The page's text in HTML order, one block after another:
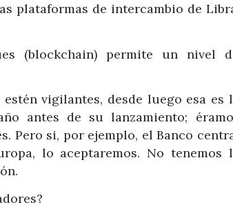
plataformas de intercambio de
(blockchain) permite un nivel
vigilantes, desde luego esa es
antes de su lanzamiento;
Pero si, por ejemplo, el Banco
lo aceptaremos. No tenemos